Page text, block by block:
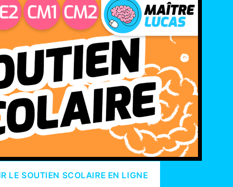
LE SOUTIEN SCOLAIRE EN LIGNE